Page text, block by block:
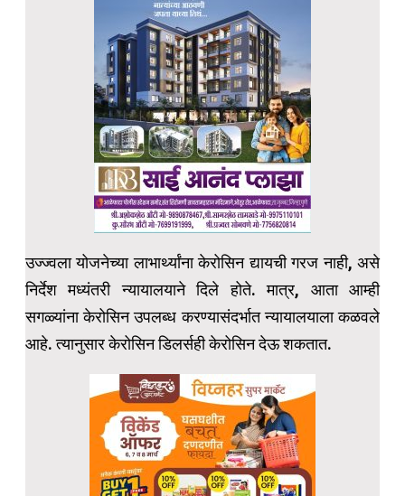
उज्ज्वला योजनेच्या लाभार्थ्यांना केरोसिन द्यायची गरज नाही, असे
निर्देश मध्यंतरी न्यायालयाने दिले होते. मात्र, आता आम्ही
सगळ्यांना केरोसिन उपलब्ध करण्यासंदर्भात न्यायालयाला कळवले
आहे. त्यानुसार केरोसिन डिलर्सही केरोसिन देऊ शकतात.